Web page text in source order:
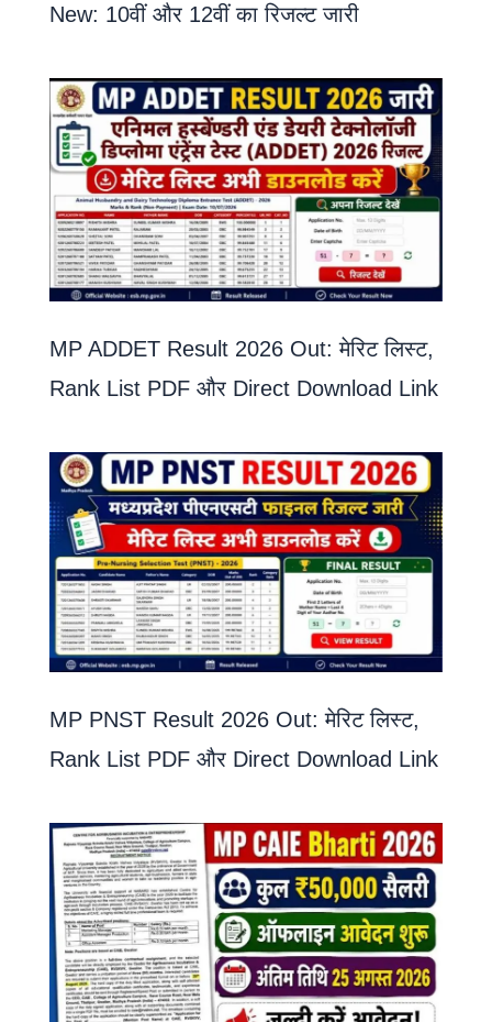
New: 10वीं और 12वीं का रिजल्ट जारी
MP ADDET Result 2026 Out: मेरिट लिस्ट,
Rank List PDF और Direct Download Link
MP PNST Result 2026 Out: मेरिट लिस्ट,
Rank List PDF और Direct Download Link